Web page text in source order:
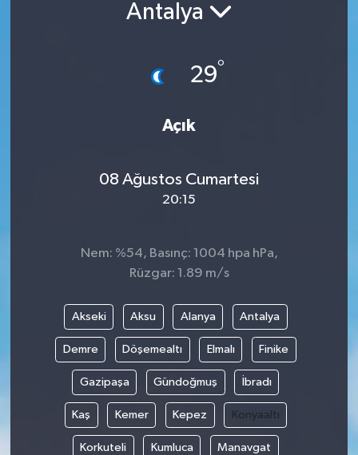
Antalya
29°
Açık
08 Ağustos Cumartesi
20:15
Nem: %54, Basınç: 1004 hpa hPa,
Rüzgar: 1.89 m/s
Akseki Aksu Alanya Antalya
Demre Döşemealtı Elmalı Finike
Gazipaşa Gündoğmuş İbradı
Kaş Kemer Kepez Konyaaltı
Korkuteli Kumluca Manavgat